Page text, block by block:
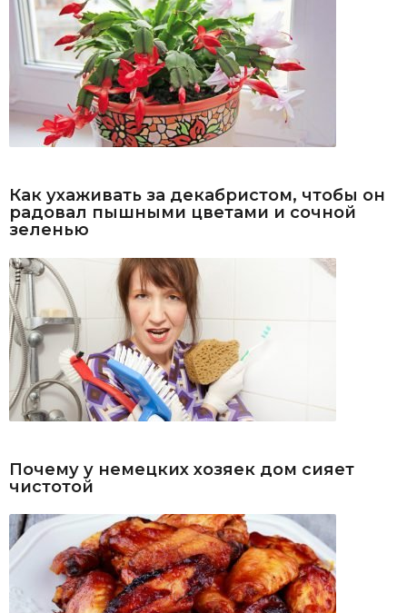
Как ухаживать за декабристом, чтобы он
радовал пышными цветами и сочной
зеленью
Почему у немецких хозяек дом сияет
чистотой